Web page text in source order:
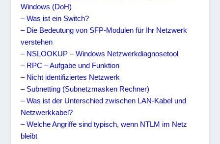
Windows (DoH)
– Was ist ein Switch?
– Die Bedeutung von SFP-Modulen für Ihr Netzwerk
verstehen
– NSLOOKUP – Windows Netzwerkdiagnosetool
– RPC – Aufgabe und Funktion
– Nicht identifiziertes Netzwerk
– Subnetting (Subnetzmasken Rechner)
– Was ist der Unterschied zwischen LAN-Kabel und
Netzwerkkabel?
– Welche Angriffe sind typisch, wenn NTLM im Netz
bleibt